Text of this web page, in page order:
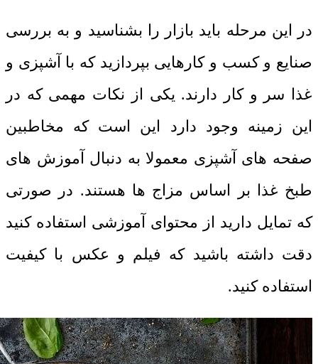
در این مرحله باید بازار را بشناسید و به بررسی
صنایع و کسب و کارهایی بپردازید که با آشپزی و
غذا سر و کار دارند. یکی از نکات مهمی که در
این زمینه وجود دارد این است که مخاطبین
صفحه های آشپزی معمولا به دنبال آموزش های
طبخ غذا بر اساس مزاج ها هستند. در صورتی
که تمایل دارید از محتوای آموزشی استفاده کنید
دقت داشته باشید که فیلم و عکس با کیفیت
استفاده کنید.